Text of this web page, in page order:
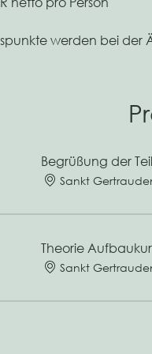
werden bei der
Begrüßung der
Sankt
Theorie
Sankt